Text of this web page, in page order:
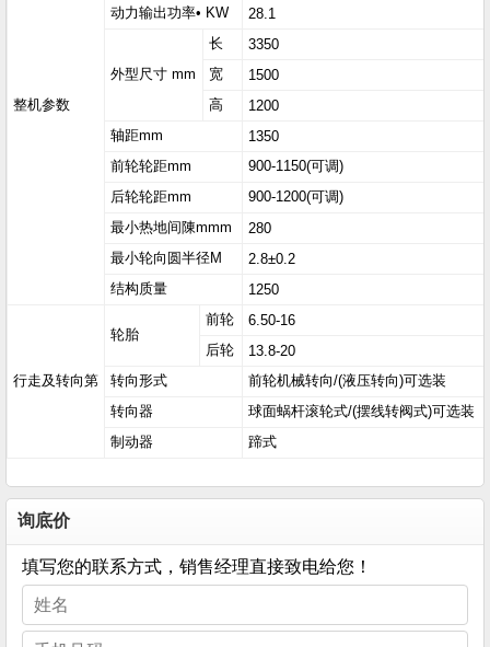
整机参数
动力输出功率• KW
28.1
外型尺寸 mm
长
3350
宽
1500
高
1200
轴距mm
1350
前轮轮距mm
900-1150(可调)
后轮轮距mm
900-1200(可调)
最小热地间陳mmm
280
最小轮向圆半径M
2.8±0.2
结构质量
1250
行走及转向第
轮胎
前轮
6.50-16
后轮
13.8-20
转向形式
前轮机械转向/(液压转向)可选装
转向器
球面蜗杆滚轮式/(摆线转阀式)可选装
制动器
蹄式
询底价
填写您的联系方式，销售经理直接致电给您！